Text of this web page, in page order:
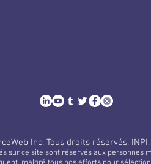
Inc. Tous droits réservés.
sur ce site sont réservés aux personnes